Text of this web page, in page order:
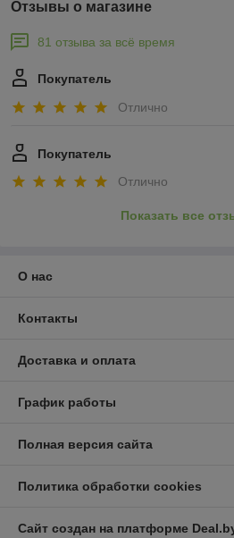
Отзывы о магазине
81 отзыва за всё время
Покупатель
Отлично
Покупатель
Отлично
Показать все
О нас
Контакты
Доставка и оплата
График работы
Полная версия сайта
Политика обработки cookies
Сайт создан на платформе